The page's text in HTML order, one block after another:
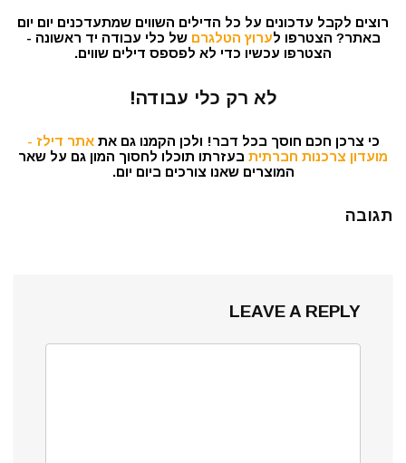
רוצים לקבל עדכונים על כל הדילים השווים שמתעדכנים יום יום
באתר? הצטרפו לערוץ הטלגרם של כלי עבודה יד ראשונה -
הצטרפו עכשיו כדי לא לפספס דילים שווים.
לא רק כלי עבודה!
כי צרכן חכם חוסך בכל דבר! ולכן הקמנו גם אתאתר דילז -
מועדון צרכנות חברתית בעזרתו תוכלו לחסוך המון גם על שאר
המוצרים שאנו צורכים ביום יום.
תגובה
LEAVE A REPLY